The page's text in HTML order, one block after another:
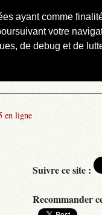
ayant comme
votre
de debug et de
en ligne
Suivre ce site :
Recommander